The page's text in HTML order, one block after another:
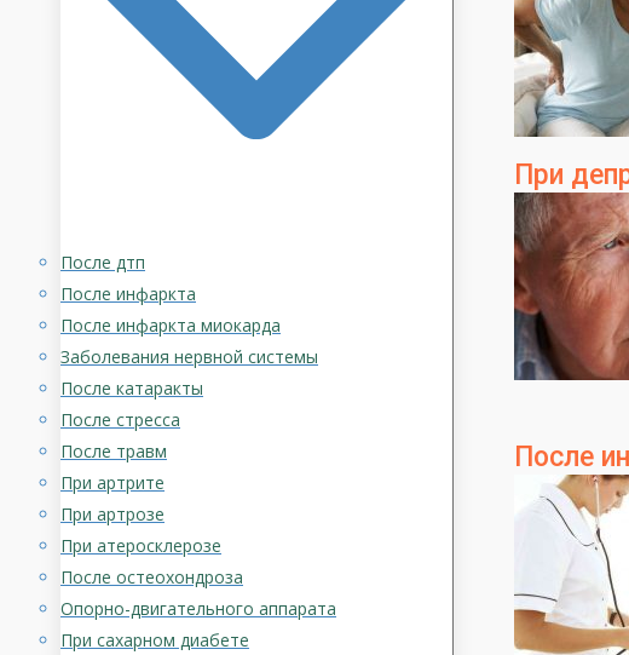
При
После
После дтп
После инфаркта
После инфаркта миокарда
Заболевания нервной системы
После катаракты
После стресса
После травм
При артрите
При артрозе
При атеросклерозе
После остеохондроза
Опорно-двигательного аппарата
При сахарном диабете